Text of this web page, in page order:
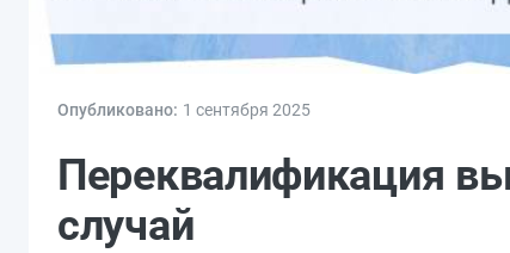
Опубликовано: 1 сентября 2025
Переквалификация
случай